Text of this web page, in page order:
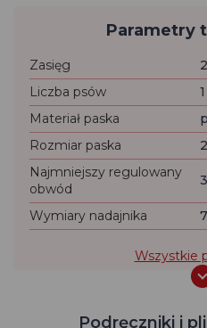
Parametry
Zasięg
Liczba psów
Materiał paska
Rozmiar paska
Najmniejszy regulowany
obwód
Wymiary nadajnika
Wszystkie
Podręczniki i